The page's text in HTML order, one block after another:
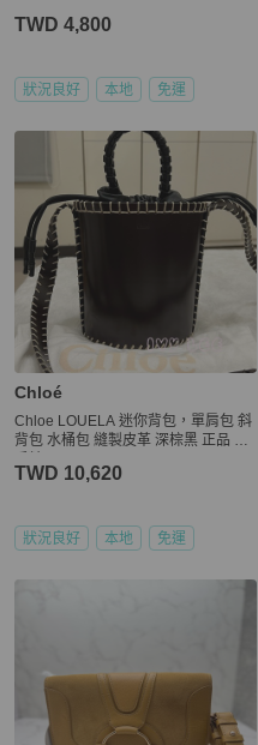
TWD 4,800
狀況良好 本地 免運
Chloé
Chloe LOUELA 迷你背包，單肩包 斜
背包 水桶包 縫製皮革 深棕黑 正品 二
TWD 10,620
狀況良好 本地 免運